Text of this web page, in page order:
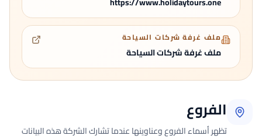
ملف غرفة شركات السياحة
ملف غرفة شركات السياحة
الفروع
تظهر أسماء الفروع وعناوينها عندما تشارك الشركة هذه البيانات